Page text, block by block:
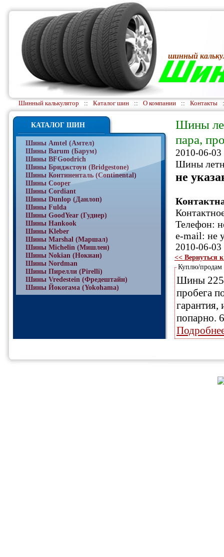
шинный
Шинный калькулятор :: Каталог шин :: О компании :: Контакты
КАТАЛОГ ШИН
Шины Amtel (Амтел)
Шины Barum (Барум)
Шины BFGoodrich
Шины Бриджстоун (Bridgestone)
Шины Континенталь (Continental)
Шины Cooper
Шины Cordiant
Шины Dunlop (Данлоп)
Шины Fulda
Шины GoodYear (Гудиер)
Шины Hankook
Шины Kleber
Шины Marshal (Маршал)
Шины Michelin (Мишлен)
Шины Nokian (Нокиан)
Шины Nordman
Шины Пирелли (Pirelli)
Шины Vredestein (Фредештайн)
Шины Йокогама (Yokohama)
Шины
пара,
2010-06-
Шины
не
Телефон:
e-mail: не
2010-06-
<< Вернуться
Куплю/
Шины 225/
пробега
гарантия,